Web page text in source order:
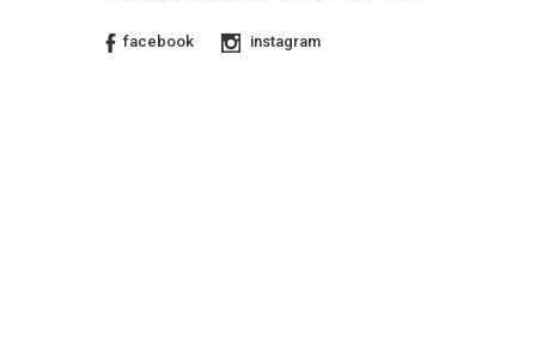
facebook instagram